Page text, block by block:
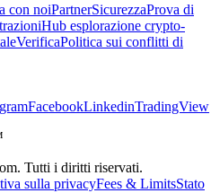
con noiPartnerSicurezzaProva di
Hub esplorazione crypto-
VerificaPolitica sui conflitti di
FacebookLinkedinTradingView
Tutti i diritti riservati.
sulla privacyFees & LimitsStato